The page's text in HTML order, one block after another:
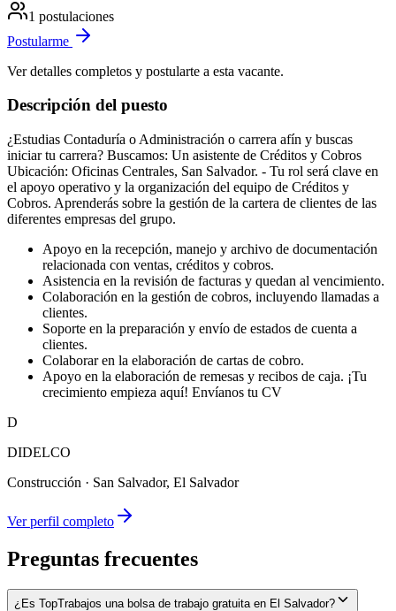
1 postulaciones
Postularme
Ver detalles completos y postularte a esta vacante.
Descripción del puesto
¿Estudias Contaduría o Administración o carrera afín y buscas
iniciar tu carrera? Buscamos: Un asistente de Créditos y Cobros
Ubicación: Oficinas Centrales, San Salvador. - Tu rol será clave en
el apoyo operativo y la organización del equipo de Créditos y
Cobros. Aprenderás sobre la gestión de la cartera de clientes de las
diferentes empresas del grupo.
Apoyo en la recepción, manejo y archivo de documentación
relacionada con ventas, créditos y cobros.
Asistencia en la revisión de facturas y quedan al vencimiento.
Colaboración en la gestión de cobros, incluyendo llamadas a
clientes.
Soporte en la preparación y envío de estados de cuenta a
clientes.
Colaborar en la elaboración de cartas de cobro.
Apoyo en la elaboración de remesas y recibos de caja. ¡Tu
crecimiento empieza aquí! Envíanos tu CV
D
DIDELCO
Construcción · San Salvador, El Salvador
Ver perfil completo
Preguntas frecuentes
¿Es TopTrabajos una bolsa de trabajo gratuita en El Salvador?